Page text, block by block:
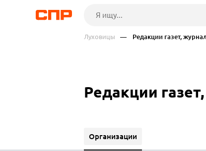
Луховицы — Редакции газет,
Редакции
Организации